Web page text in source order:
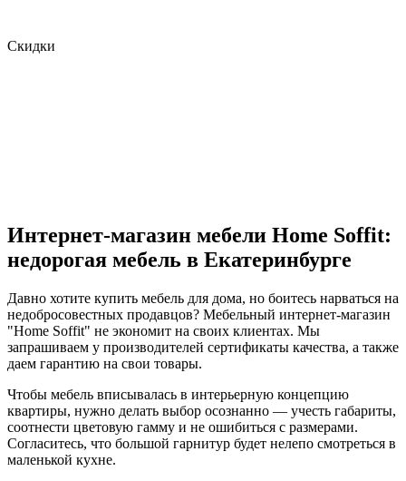
Скидки
Интернет-магазин мебели Home Soffit:
недорогая мебель в Екатеринбурге
Давно хотите купить мебель для дома, но боитесь нарваться на
недобросовестных продавцов? Мебельный интернет-магазин
"Home Soffit" не экономит на своих клиентах. Мы
запрашиваем у производителей сертификаты качества, а также
даем гарантию на свои товары.
Чтобы мебель вписывалась в интерьерную концепцию
квартиры, нужно делать выбор осознанно — учесть габариты,
соотнести цветовую гамму и не ошибиться с размерами.
Согласитесь, что большой гарнитур будет нелепо смотреться в
маленькой кухне.